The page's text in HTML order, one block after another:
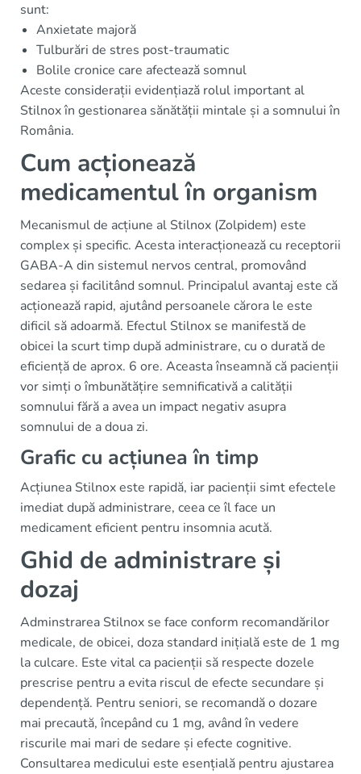
sunt:
Anxietate majoră
Tulburări de stres post-traumatic
Bolile cronice care afectează somnul
Aceste considerații evidențiază rolul important al
Stilnox în gestionarea sănătății mintale și a somnului în
România.
Cum acționează
medicamentul în organism
Mecanismul de acțiune al Stilnox (Zolpidem) este
complex și specific. Acesta interacționează cu receptorii
GABA-A din sistemul nervos central, promovând
sedarea și facilitând somnul. Principalul avantaj este că
acționează rapid, ajutând persoanele cărora le este
dificil să adoarmă. Efectul Stilnox se manifestă de
obicei la scurt timp după administrare, cu o durată de
eficiență de aprox. 6 ore. Aceasta înseamnă că pacienții
vor simți o îmbunătățire semnificativă a calității
somnului fără a avea un impact negativ asupra
somnului de a doua zi.
Grafic cu acțiunea în timp
Acțiunea Stilnox este rapidă, iar pacienții simt efectele
imediat după administrare, ceea ce îl face un
medicament eficient pentru insomnia acută.
Ghid de administrare și
dozaj
Adminstrarea Stilnox se face conform recomandărilor
medicale, de obicei, doza standard inițială este de 1 mg
la culcare. Este vital ca pacienții să respecte dozele
prescrise pentru a evita riscul de efecte secundare și
dependență. Pentru seniori, se recomandă o dozare
mai precaută, începând cu 1 mg, având în vedere
riscurile mai mari de sedare și efecte cognitive.
Consultarea medicului este esențială pentru ajustarea